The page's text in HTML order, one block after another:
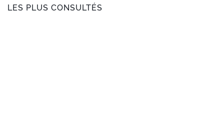
LES PLUS CONSULTÉS